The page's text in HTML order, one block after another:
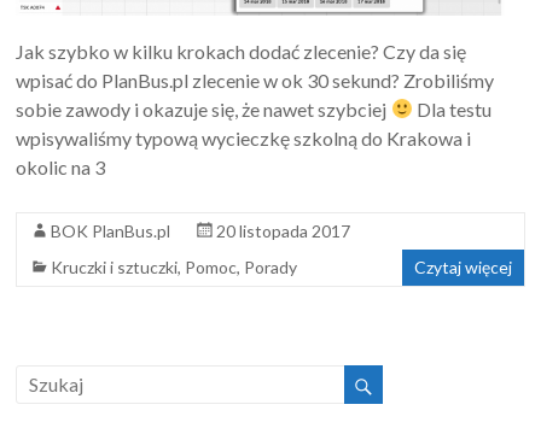
Jak szybko w kilku krokach dodać zlecenie? Czy da się
wpisać do PlanBus.pl zlecenie w ok 30 sekund? Zrobiliśmy
sobie zawody i okazuje się, że nawet szybciej
Dla testu
wpisywaliśmy typową wycieczkę szkolną do Krakowa i
okolic na 3
BOK PlanBus.pl
20 listopada 2017
Kruczki i sztuczki, Pomoc, Porady Czytaj więcej